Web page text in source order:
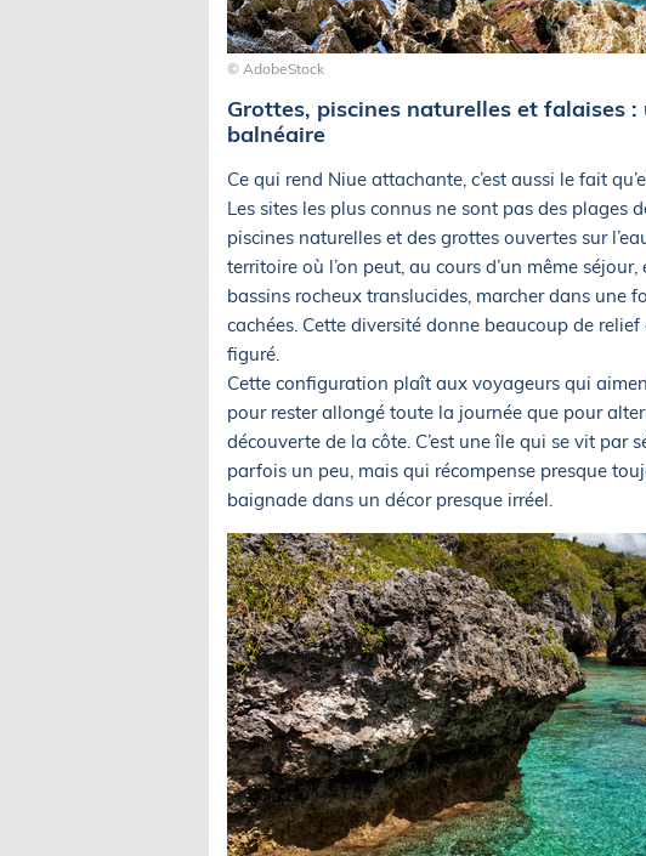
© AdobeStock
Grottes, piscines naturelles et falaises
balnéaire
Ce qui rend Niue attachante, c’est aussi le fait
Les sites les plus connus ne sont pas des plages
piscines naturelles et des grottes ouvertes sur
territoire où l’on peut, au cours d’un même
bassins rocheux translucides, marcher dans une
cachées. Cette diversité donne beaucoup de
figuré.
Cette configuration plaît aux voyageurs qui
pour rester allongé toute la journée que pour
découverte de la côte. C’est une île qui se vit par
parfois un peu, mais qui récompense presque
baignade dans un décor presque irréel.